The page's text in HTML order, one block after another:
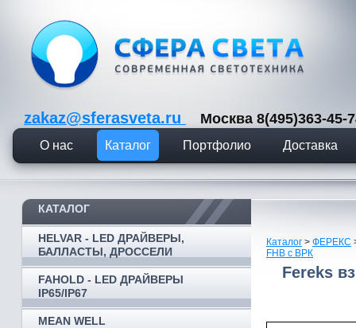
zakaz@sferasveta.ru Москва 8(495)363-
О нас Каталог Портфолио Доставка
КАТАЛОГ
HELVAR - LED ДРАЙВЕРЫ,
БАЛЛАСТЫ, ДРОССЕЛИ
FAHOLD - LED ДРАЙВЕРЫ
IP65/IP67
MEAN WELL
Каталог > ФЕРЕКС
FHB с ВРК
Fereks